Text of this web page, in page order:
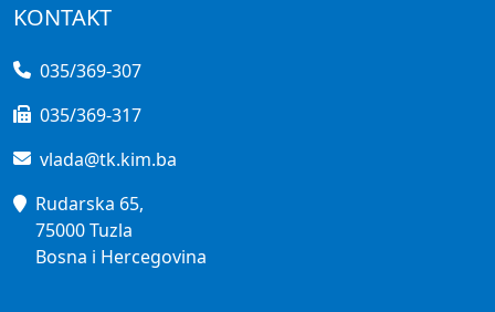
KONTAKT
035/369-307
035/369-317
vlada@tk.kim.ba
Rudarska 65,
75000 Tuzla
Bosna i Hercegovina